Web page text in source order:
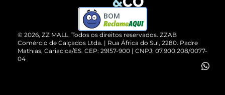
Cartão Presente
Vendas Corporativas
Compre pelo WhatsApp
© 2026, ZZ MALL. Todos os direitos reservados. ZZAB
Comércio de Calçados Ltda. | Rua África do Sul, 2280. Padre
Mathias, Cariacica/ES. CEP: 29157-900 | CNPJ: 07.900.208/0077-
04
BOM